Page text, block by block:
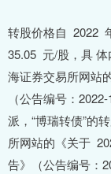
“博
转股价格自 2022
35.05 元/股，具
海证券交易所网站
（公告编号：
派，“博瑞转债”的
所网站的《关于
告》（公告编号